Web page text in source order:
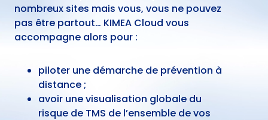
nombreux sites mais vous, vous ne pouvez
pas être partout… KIMEA Cloud vous
accompagne alors pour :
piloter une démarche de prévention à
distance ;
avoir une visualisation globale du
risque de TMS de l’ensemble de vos